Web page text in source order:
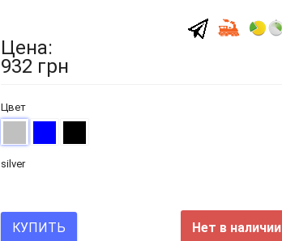
Цена:
932 грн
Цвет
silver
КУПИТЬ Нет в наличии